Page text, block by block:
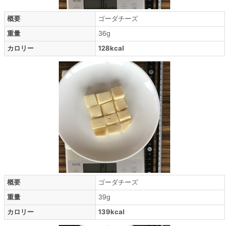
概要
ゴーダチーズ
重量
36g
カロリー
128kcal
概要
ゴーダチーズ
重量
39g
カロリー
139kcal